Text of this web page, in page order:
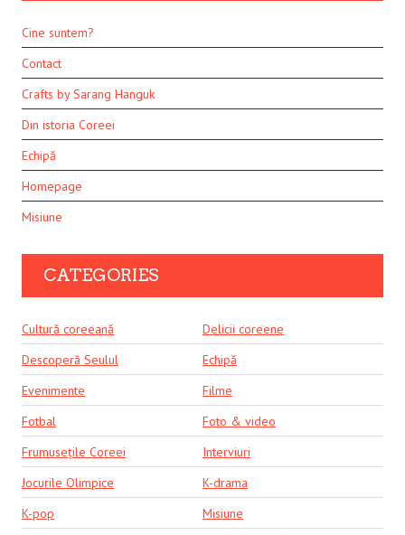
Cine suntem?
Contact
Crafts by Sarang Hanguk
Din istoria Coreei
Echipă
Homepage
Misiune
CATEGORIES
Cultură coreeană
Delicii coreene
Descoperă Seulul
Echipă
Evenimente
Filme
Fotbal
Foto & video
Frumusețile Coreei
Interviuri
Jocurile Olimpice
K-drama
K-pop
Misiune